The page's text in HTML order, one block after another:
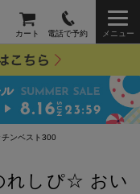
カート 電話で予約 メニュー
ンベスト300
れしぴ☆ おい